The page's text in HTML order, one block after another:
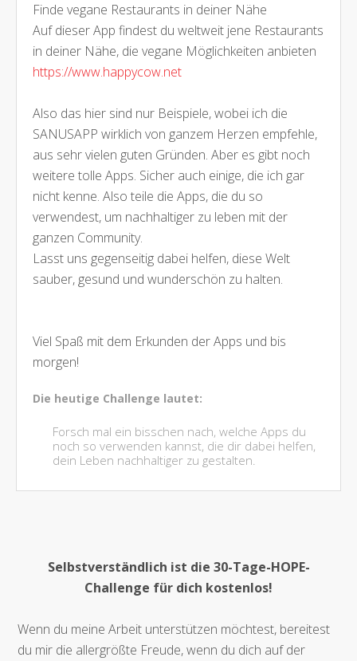
Finde vegane Restaurants in deiner Nähe
Auf dieser App findest du weltweit jene Restaurants
in deiner Nähe, die vegane Möglichkeiten anbieten
https://www.happycow.net
Also das hier sind nur Beispiele, wobei ich die
SANUSAPP wirklich von ganzem Herzen empfehle,
aus sehr vielen guten Gründen. Aber es gibt noch
weitere tolle Apps. Sicher auch einige, die ich gar
nicht kenne. Also teile die Apps, die du so
verwendest, um nachhaltiger zu leben mit der
ganzen Community.
Lasst uns gegenseitig dabei helfen, diese Welt
sauber, gesund und wunderschön zu halten.
Viel Spaß mit dem Erkunden der Apps und bis
morgen!
Die heutige Challenge lautet:
Forsch mal ein bisschen nach, welche Apps du
noch so verwenden kannst, die dir dabei helfen,
dein Leben nachhaltiger zu gestalten.
Selbstverständlich ist die 30-Tage-HOPE-
Challenge für dich kostenlos!
Wenn du meine Arbeit unterstützen möchtest, bereitest
du mir die allergrößte Freude, wenn du dich auf der